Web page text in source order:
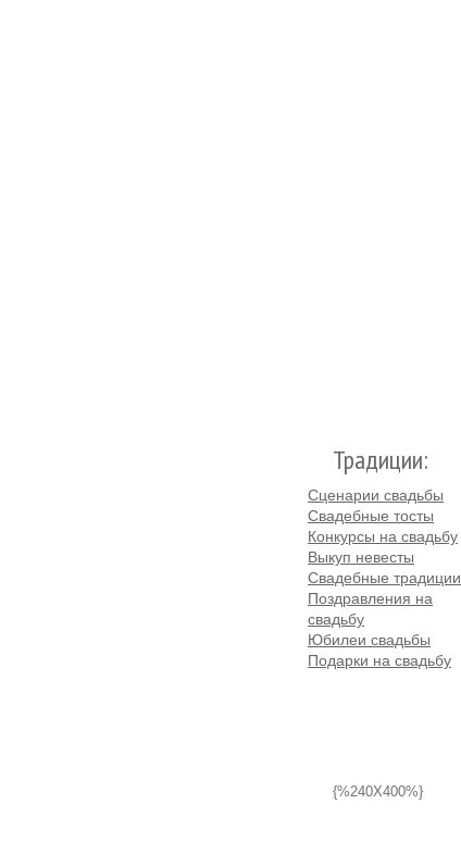
Традиции:
Сценарии свадьбы
Свадебные тосты
Конкурсы на свадьбу
Выкуп невесты
Свадебные традиции
Поздравления на
свадьбу
Юбилеи свадьбы
Подарки на свадьбу
{%240X400%}